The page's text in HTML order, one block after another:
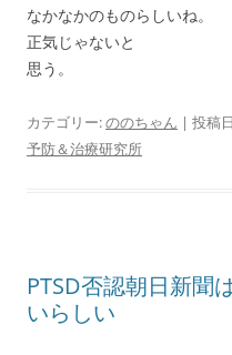
なかなかのものらしいね。
正気じゃないと
思う。
カテゴリー:ののちゃん | 投稿
予防＆治療研究所
PTSD否認朝日新聞
いらしい